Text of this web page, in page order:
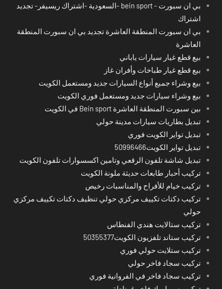
بي ان سبورت - bein sport -السعودية -اشتراك ريسيفر- تجديد
اشتراك
بي ان سبورت المنطقة العاشرة تجديد بي ان سبورت المنطقة
العاشرة
بيع قطع غيار سيارات ياباني
بيع قطع غيار طباخات وأفران غاز
بيع وشراء جميع أنواع السيارات جديد ومستعمل الكويت
بيع وشراء سيارات جديد ومستعمل فوري الكويت
بين سبورت المنطقة العاشرة Bein sport في الكويت
تبديل بطاريات سيارات مدينة حولي
تبديل تواير الكويت فوري
تبديل تواير الكويت50996466
تبديل شاشة تلفون الرقعي وتامين اكسسوارات تلفون الكويت
تركيب أحبار طابعات حديثة ملونة الكويت
تركيب خيام للأفراح والمناسبات رخيص
تركيب دكتات تكييف مركزي حولي تنظيف دكتات تكييف مركزي
حولي
تركيب ستالايت هندي الفنطاس
تركيب ستاند تلفزيون الكويت50355377
تركيب ستلايت حولي فوري
تركيب سجاد فاخر حولي
تركيب سجاد فاخر في الفروانية فوري